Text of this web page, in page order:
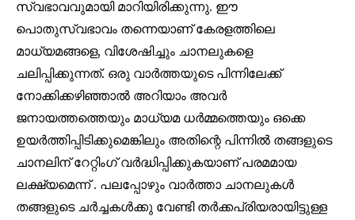
സ്വഭാവവുമായി മാറിയിരിക്കുന്നു. ഈ
പൊതുസ്വഭാവം തന്നെയാണ് കേരളത്തിലെ
മാധ്യമങ്ങളെ, വിശേഷിച്ചും ചാനലുകളെ
ചലിപ്പിക്കുന്നത്. ഒരു വാർത്തയുടെ പിന്നിലേക്ക്
നോക്കിക്കഴിഞ്ഞാൽ അറിയാം അവർ
ജനായത്തത്തെയും മാധ്യമ ധർമ്മത്തെയും ഒക്കെ
ഉയർത്തിപ്പിടിക്കുമെങ്കിലും അതിന്റെ പിന്നിൽ തങ്ങളുടെ
ചാനലിന് റേറ്റിംഗ് വർദ്ധിപ്പിക്കുകയാണ് പരമമായ
ലക്ഷ്യമെന്ന് . പലപ്പോഴും വാർത്താ ചാനലുകൾ
തങ്ങളുടെ ചർച്ചകൾക്കു വേണ്ടി തർക്കപ്രിയരായിട്ടുള്ള